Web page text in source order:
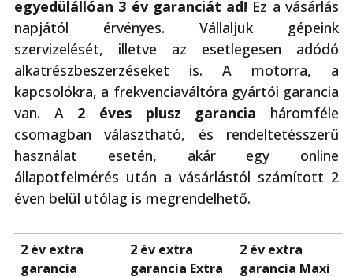
egyedülállóan 3 év garanciát ad! Ez a vásárlás
napjától érvényes. Vállaljuk gépeink
szervizelését, illetve az esetlegesen adódó
alkatrészbeszerzéseket is. A motorra, a
kapcsolókra, a frekvenciaváltóra gyártói garancia
van. A 2 éves plusz garancia háromféle
csomagban választható, és rendeltetésszerű
használat esetén, akár egy online
állapotfelmérés után a vásárlástól számított 2
éven belül utólag is megrendelhető.
2 év extra
garancia
2 év extra
garancia Extra
2 év extra
garancia Maxi